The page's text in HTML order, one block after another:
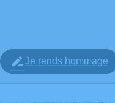
Je rends hommage